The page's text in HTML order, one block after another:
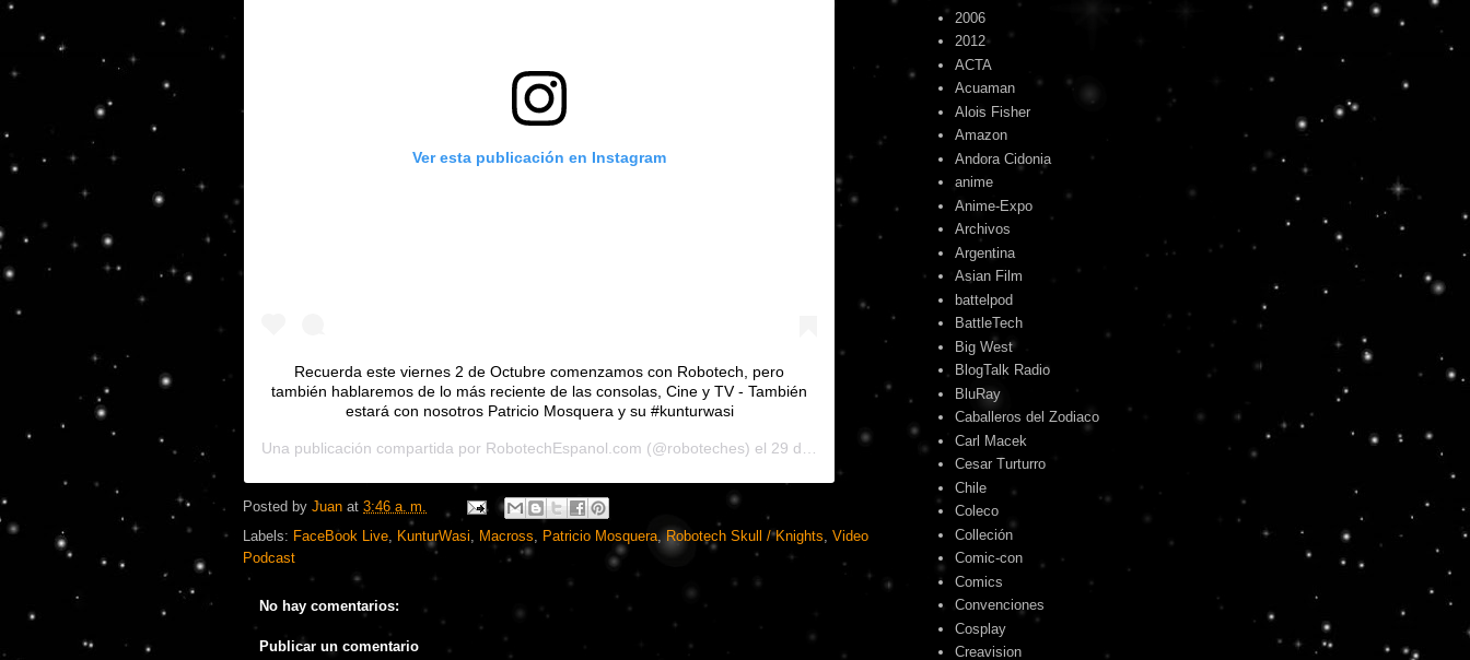
Ver esta publicación en Instagram
Recuerda este viernes 2 de Octubre comenzamos con Robotech, pero
también hablaremos de lo más reciente de las consolas, Cine y TV - También
estará con nosotros Patricio Mosquera y su #kunturwasi
Una publicación compartida por RobotechEspanol.com (@roboteches) el 29 de Sep de 2020 a las 10:54 PDT
Posted by Juan at 3:46 a. m.
Labels: FaceBook Live KunturWasi Macross Patricio Mosquera ,Robotech Skull / Knights Video
Podcast
No hay comentarios:
Publicar un comentario
2006
2012
ACTA
Acuaman
Alois Fisher
Amazon
Andora Cidonia
anime
Anime-Expo
Archivos
Argentina
Asian Film
battelpod
BattleTech
Big West
BlogTalk Radio
BluRay
Caballeros del Zodiaco
Carl Macek
Cesar Turturro
Chile
Coleco
Colleción
Comic-con
Comics
Convenciones
Cosplay
Creavision